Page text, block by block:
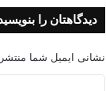
دیدگاهتان را
نشانی ایمیل شما